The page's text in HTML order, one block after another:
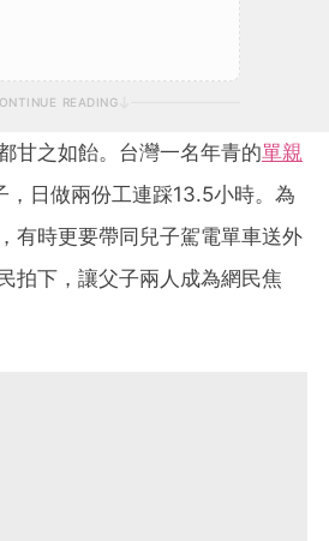
READING
甘之如飴。台灣一名年青的單親
日做兩份工連踩13.5小時。為
有時更要帶同兒子駕電單車送外
拍下，讓父子兩人成為網民焦